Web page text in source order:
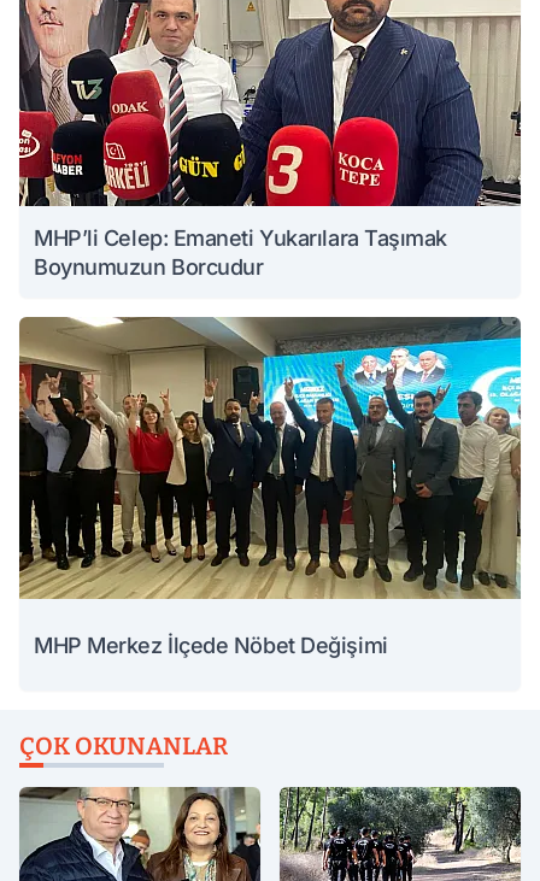
MHP’li Celep: Emaneti Yukarılara Taşımak
Boynumuzun Borcudur
MHP Merkez İlçede Nöbet Değişimi
ÇOK OKUNANLAR